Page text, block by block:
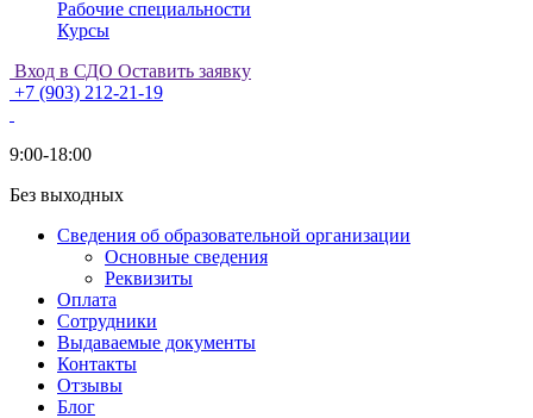
Рабочие специальности
Курсы
Вход в СДО Оставить заявку
+7 (903) 212-21-19
9:00-18:00
Без выходных
Сведения об образовательной организации
Основные сведения
Реквизиты
Оплата
Сотрудники
Выдаваемые документы
Контакты
Отзывы
Блог